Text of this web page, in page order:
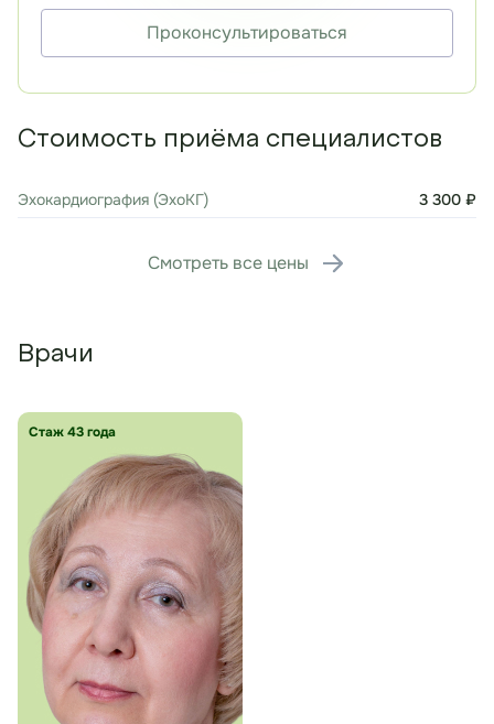
Проконсультироваться
Стоимость приёма специалистов
Эхокардиография (ЭхоКГ) 3 300 ₽
Смотреть все цены
Врачи
Стаж 43 года